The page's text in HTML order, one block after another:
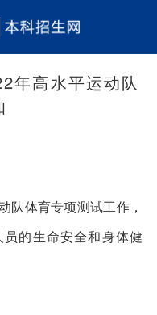
年高水平运动队
队体育专项测试工作，
的生命安全和身体健